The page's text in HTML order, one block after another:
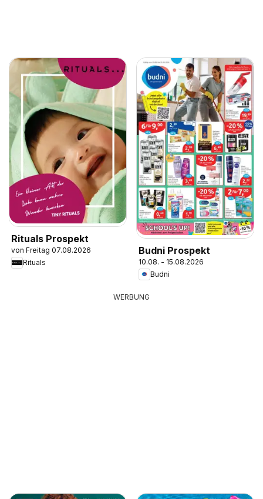
Rituals Prospekt
von Freitag 07.08.2026
Rituals
Budni Prospekt
10.08. - 15.08.2026
Budni
WERBUNG